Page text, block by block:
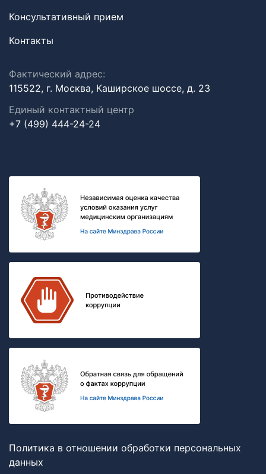
Консультативный прием
Контакты
Фактический адрес:
115522, г. Москва, Каширское шоссе, д. 23
Единый контактный центр
+7 (499) 444-24-24
Политика в отношении обработки персональных
данных